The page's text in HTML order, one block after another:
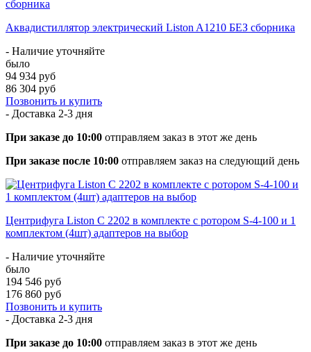
Аквадистиллятор электрический Liston A1210 БЕЗ сборника
- Наличие уточняйте
было
94 934 руб
86 304 руб
Позвонить и купить
- Доставка 2-3 дня
При заказе до 10:00 отправляем заказ в этот же день
При заказе после 10:00 отправляем заказ на следующий день
Центрифуга Liston C 2202 в комплекте с ротором S-4-100 и 1
комплектом (4шт) адаптеров на выбор
- Наличие уточняйте
было
194 546 руб
176 860 руб
Позвонить и купить
- Доставка 2-3 дня
При заказе до 10:00 отправляем заказ в этот же день